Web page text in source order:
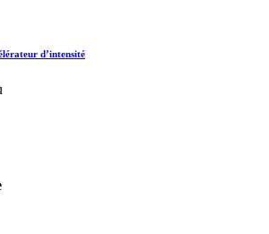
d’intensité